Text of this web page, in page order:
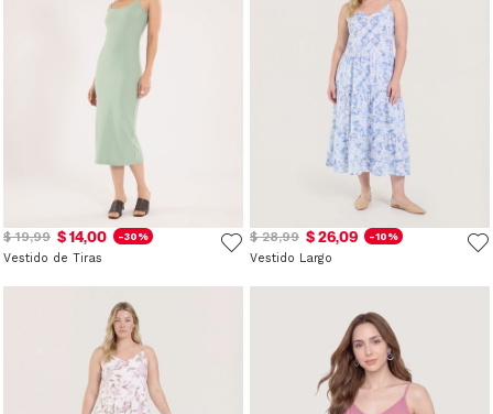
$ 19,99 $ 14,00 -30%
Vestido de Tiras
$ 28,99 $ 26,09 -10%
Vestido Largo